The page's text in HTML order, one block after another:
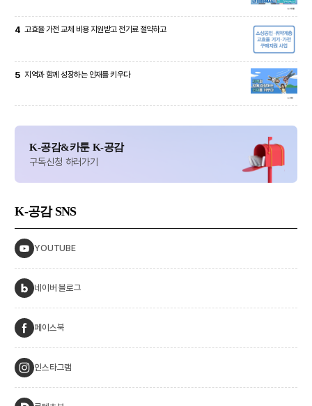
4 고효율 가전 교체 비용 지원받고 전기료 절약하고
5 지역과 함께 성장하는 인재를 키우다
K-공감&카툰 K-공감
구독신청 하러가기
K-공감 SNS
YOUTUBE
네이버 블로그
페이스북
인스타그램